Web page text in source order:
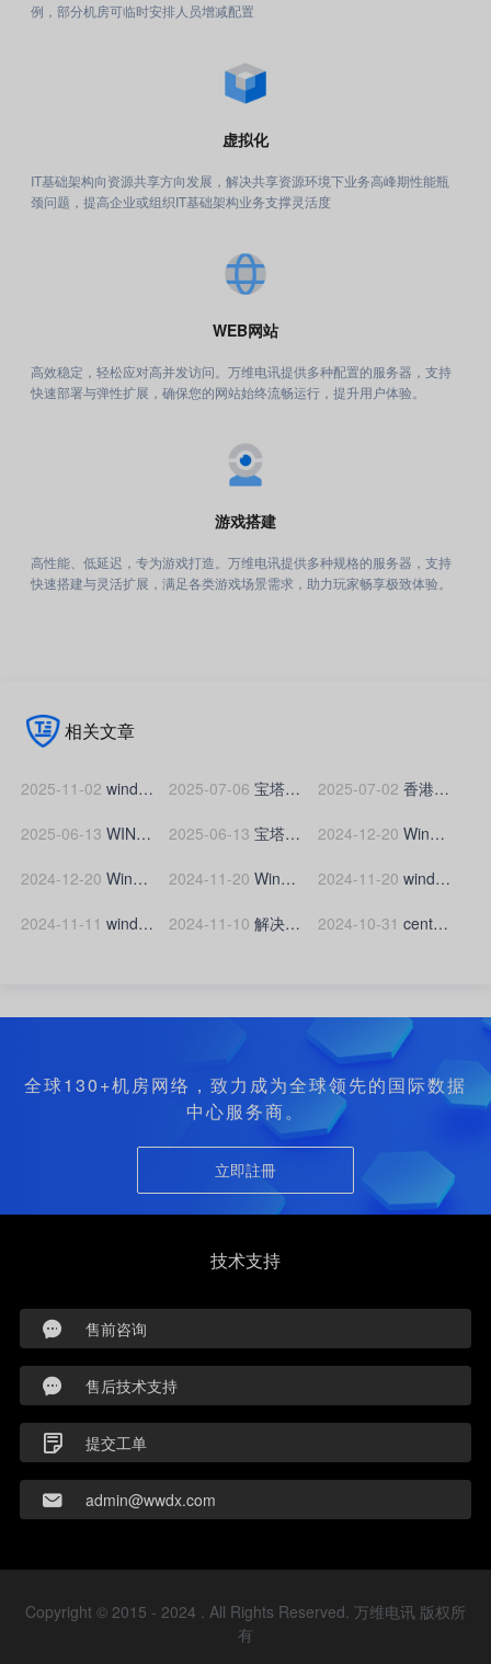
例，部分机房可临时安排人员增减配置
虚拟化
IT基础架构向资源共享方向发展，解决共享资源环境下业务高峰期性能瓶
颈问题，提高企业或组织IT基础架构业务支撑灵活度
WEB网站
高效稳定，轻松应对高并发访问。万维电讯提供多种配置的服务器，支持
快速部署与弹性扩展，确保您的网站始终流畅运行，提升用户体验。
游戏搭建
高性能、低延迟，专为游戏打造。万维电讯提供多种规格的服务器，支持
快速搭建与灵活扩展，满足各类游戏场景需求，助力玩家畅享极致体验。
相关文章
2025-11-02 window系统常见事件ID,如何查看远程登录win系统服务器成功的IP? 2025-07-06 宝塔面板如何设置服务器时间自动同步 2025-07-02 香港服务器禁25端口吗？
2025-06-13 WIN服务器提示“为安全考虑，已锁定该用户账户，原因是登录尝试或密码更改尝试过多”的解决办法 2025-06-13 宝塔面板如何添加服务器IP、CDN节点IP白名单与黑名单？ 2024-12-20 Windows服务器申请ssl证书时无法创建.well-known文件夹怎么办？
2024-12-20 Windows服务器如何创建/.well-known文件夹? 2024-11-20 Windows服务器如何升级扩容硬盘(磁盘)空间? 2024-11-20 windows2012系统服务器如何设置密码
2024-11-11 windows系统云服务器添加D盘的方法 2024-11-10 解决 Windows Server 2012 R2 远程桌面连接错误(由于没有远程桌面授权服务器可以提供许可证，远程会话被中断。请跟服务器管理员联系)的方法 2024-10-31 centos服务器更换yum源更换为阿里云教程，解决yum源失效报错
全球130+机房网络，致力成为全球领先的国际数据
中心服务商。
立即註冊
技术支持
售前咨询
售后技术支持
提交工单
admin@wwdx.com
Copyright © 2015 - 2024 . All Rights Reserved. 万维电讯 版权所
有